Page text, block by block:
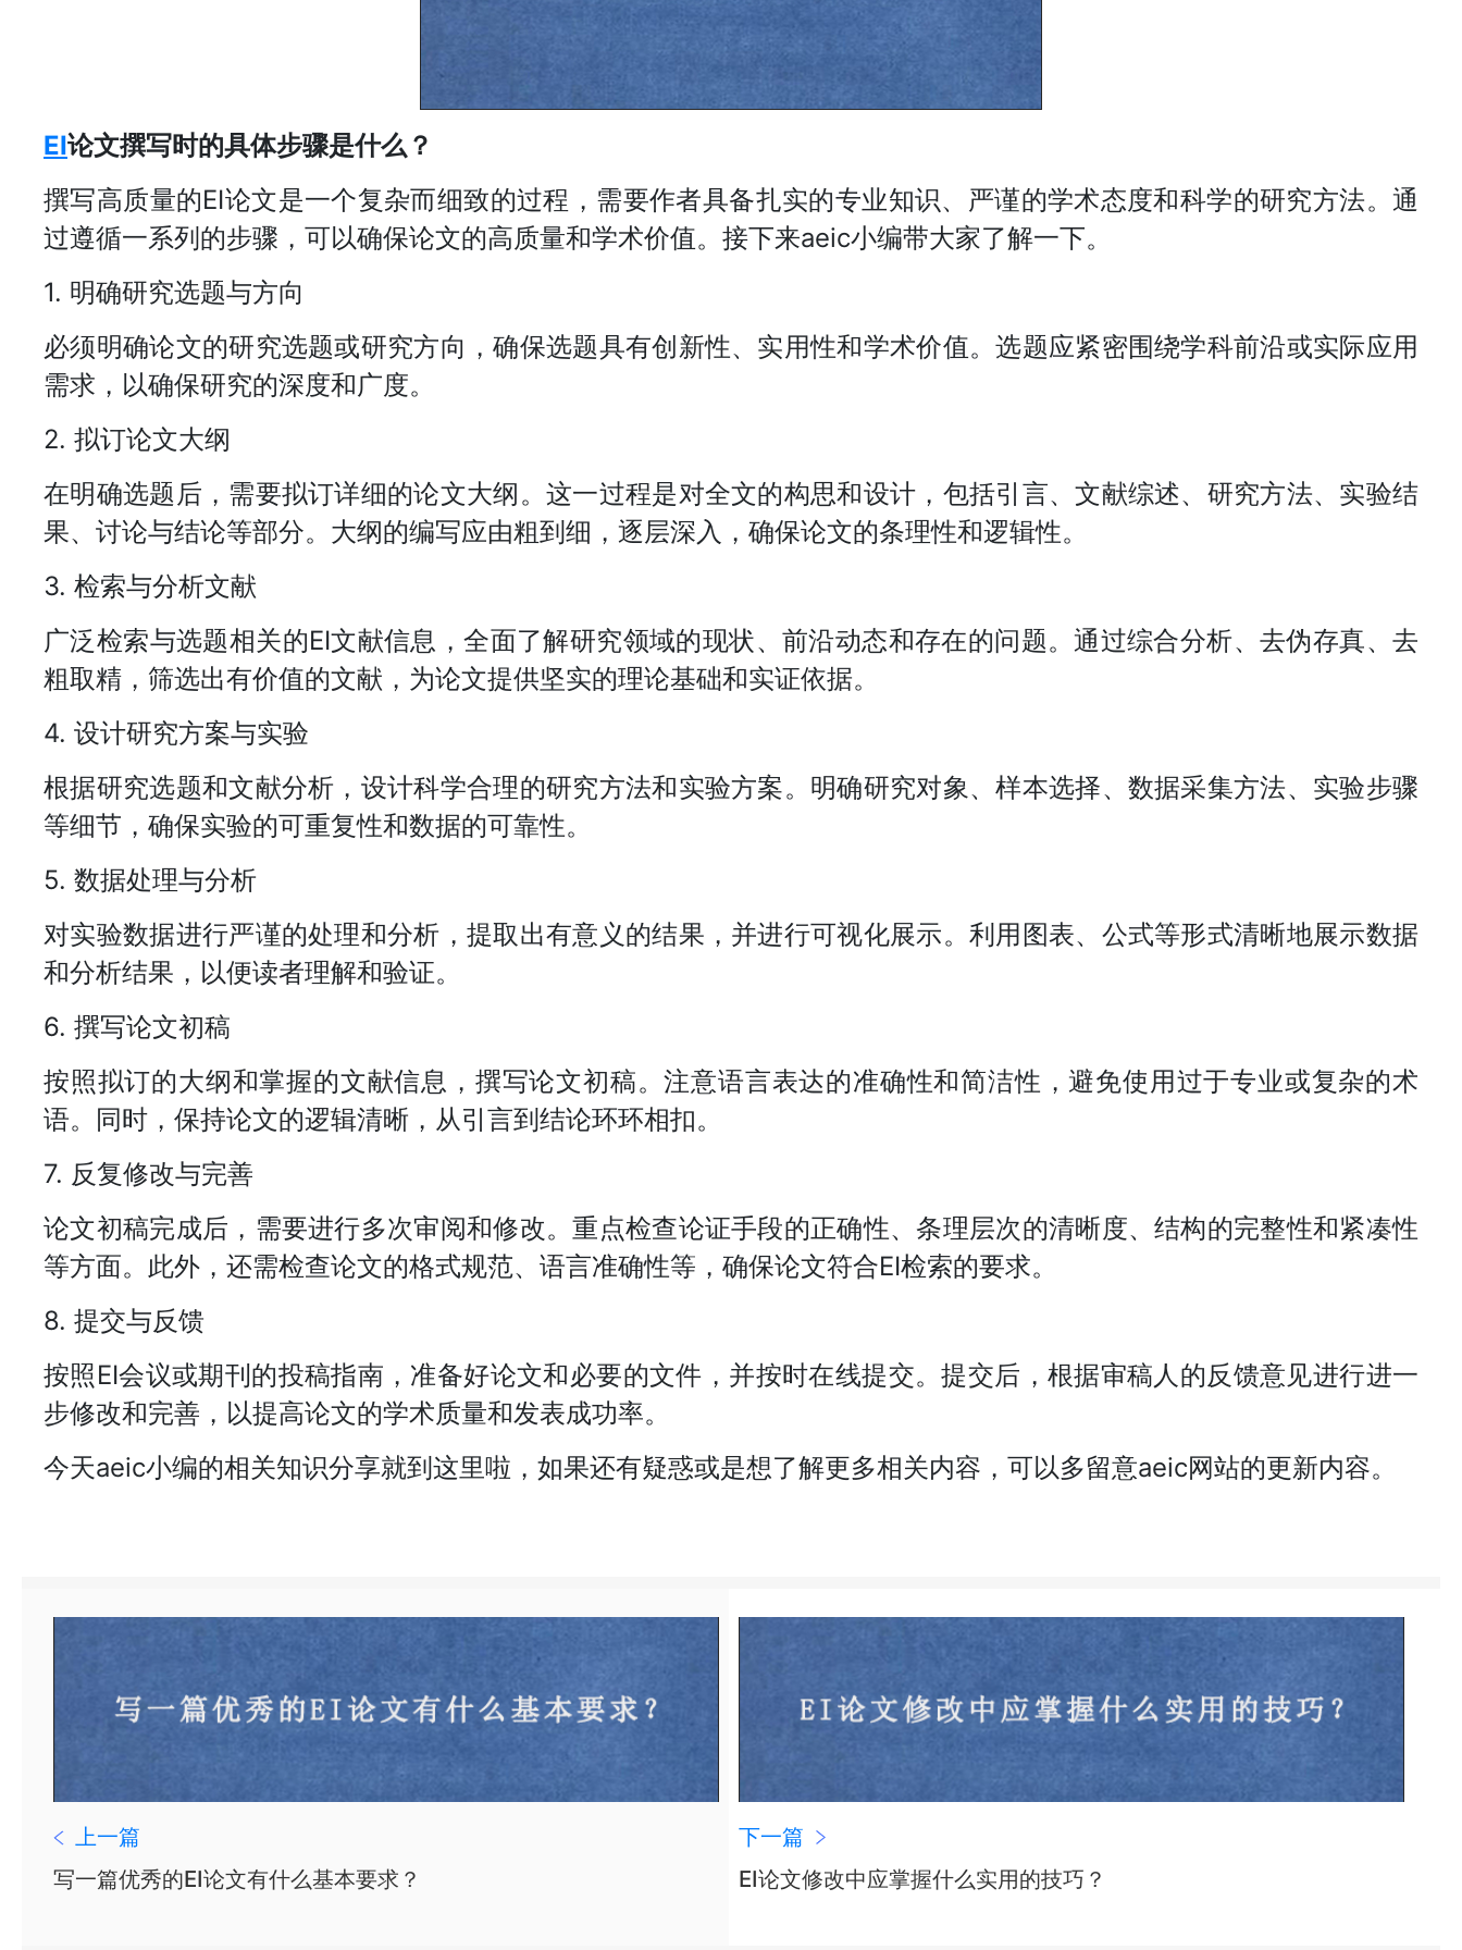
EI论文撰写时的具体步骤是什么？
撰写高质量的EI论文是一个复杂而细致的过程，需要作者具备扎实的专业知识、严谨的学术态度和科学的研究方法。通
过遵循一系列的步骤，可以确保论文的高质量和学术价值。接下来aeic小编带大家了解一下。
1. 明确研究选题与方向
必须明确论文的研究选题或研究方向，确保选题具有创新性、实用性和学术价值。选题应紧密围绕学科前沿或实际应用
需求，以确保研究的深度和广度。
2. 拟订论文大纲
在明确选题后，需要拟订详细的论文大纲。这一过程是对全文的构思和设计，包括引言、文献综述、研究方法、实验结
果、讨论与结论等部分。大纲的编写应由粗到细，逐层深入，确保论文的条理性和逻辑性。
3. 检索与分析文献
广泛检索与选题相关的EI文献信息，全面了解研究领域的现状、前沿动态和存在的问题。通过综合分析、去伪存真、去
粗取精，筛选出有价值的文献，为论文提供坚实的理论基础和实证依据。
4. 设计研究方案与实验
根据研究选题和文献分析，设计科学合理的研究方法和实验方案。明确研究对象、样本选择、数据采集方法、实验步骤
等细节，确保实验的可重复性和数据的可靠性。
5. 数据处理与分析
对实验数据进行严谨的处理和分析，提取出有意义的结果，并进行可视化展示。利用图表、公式等形式清晰地展示数据
和分析结果，以便读者理解和验证。
6. 撰写论文初稿
按照拟订的大纲和掌握的文献信息，撰写论文初稿。注意语言表达的准确性和简洁性，避免使用过于专业或复杂的术
语。同时，保持论文的逻辑清晰，从引言到结论环环相扣。
7. 反复修改与完善
论文初稿完成后，需要进行多次审阅和修改。重点检查论证手段的正确性、条理层次的清晰度、结构的完整性和紧凑性
等方面。此外，还需检查论文的格式规范、语言准确性等，确保论文符合EI检索的要求。
8. 提交与反馈
按照EI会议或期刊的投稿指南，准备好论文和必要的文件，并按时在线提交。提交后，根据审稿人的反馈意见进行进一
步修改和完善，以提高论文的学术质量和发表成功率。
今天aeic小编的相关知识分享就到这里啦，如果还有疑惑或是想了解更多相关内容，可以多留意aeic网站的更新内容。
上一篇
写一篇优秀的EI论文有什么基本要求？
下一篇
EI论文修改中应掌握什么实用的技巧？